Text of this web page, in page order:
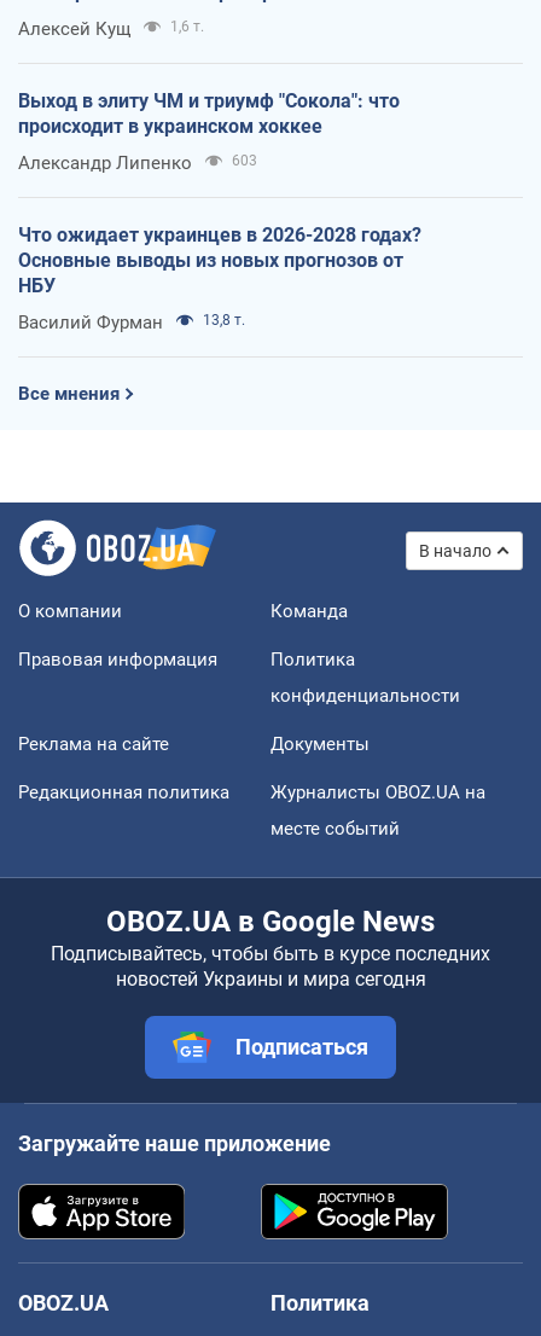
Алексей Кущ 1,6 т.
Выход в элиту ЧМ и триумф "Сокола": что
происходит в украинском хоккее
Александр Липенко 603
Что ожидает украинцев в 2026-2028 годах?
Основные выводы из новых прогнозов от
НБУ
Василий Фурман 13,8 т.
Все мнения
В начало
О компании Команда
Правовая информация
Политика
конфиденциальности
Реклама на сайте Документы
Редакционная политика
Журналисты OBOZ.UA на
месте событий
OBOZ.UA в Google News
Подписывайтесь, чтобы быть в курсе последних
новостей Украины и мира сегодня
Подписаться
Загружайте наше приложение
OBOZ.UA
Политика